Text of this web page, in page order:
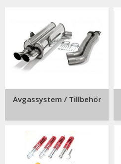
Avgassystem / Tillbehör